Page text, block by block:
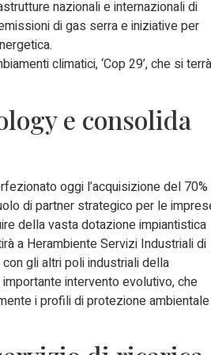
nazionali e internazionali di
di gas serra e iniziative per
climatici, ‘Cop 29’, che si terrà
e consolida
oggi l’acquisizione del 70%
di partner strategico per le
della vasta dotazione impiantistica
a Herambiente Servizi Industriali di
gli altri poli industriali della
intervento evolutivo, che
i profili di protezione ambientale